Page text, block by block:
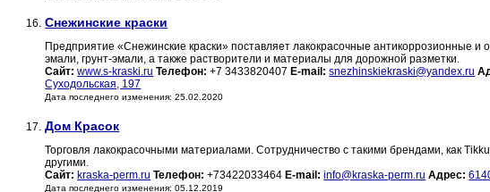
16. Снежинские краски
Предприятие «Снежинские краски» поставляет лакокрасочные антикоррозионные и
эмали, грунт-эмали, а также растворители и материалы для дорожной разметки.
Сайт: www.s-kraski.ru Телефон: +7 3433820407 E-mail: snezhinskiekraski@yandex.ru
Суходольская, 197
Дата последнего изменения: 25.02.2020
17. Дом Красок
Торговля лакокрасочными материалами. Сотрудничество с такими брендами, как
другими.
Сайт: kraska-perm.ru Телефон: +73422033464 E-mail: info@kraska-perm.ru Адрес:
Дата последнего изменения: 05.12.2019